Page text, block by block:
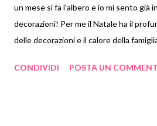
un mese si fa l'albero e io mi sento già
decorazioni! Per me il Natale ha il
delle decorazioni e il calore della
per incanto un bellissimo albero di
CONDIVIDI POSTA UN